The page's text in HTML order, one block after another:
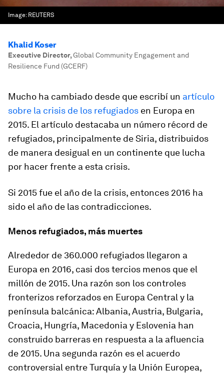
Image: REUTERS
Khalid Koser
Executive Director,Global Community Engagement and
Resilience Fund (GCERF)
Mucho ha cambiado desde que escribí un artículo
sobre la crisis de los refugiados en Europa en
2015. El artículo destacaba un número récord de
refugiados, principalmente de Siria, distribuidos
de manera desigual en un continente que lucha
por hacer frente a esta crisis.
Si 2015 fue el año de la crisis, entonces 2016 ha
sido el año de las contradicciones.
Menos refugiados, más muertes
Alrededor de 360.000 refugiados llegaron a
Europa en 2016, casi dos tercios menos que el
millón de 2015. Una razón son los controles
fronterizos reforzados en Europa Central y la
península balcánica: Albania, Austria, Bulgaria,
Croacia, Hungría, Macedonia y Eslovenia han
construido barreras en respuesta a la afluencia
de 2015. Una segunda razón es el acuerdo
controversial entre Turquía y la Unión Europea,